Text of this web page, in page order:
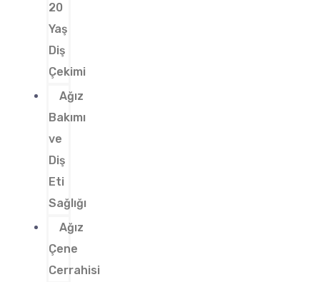
20
Yaş
Diş
Çekimi
Ağız
Bakımı
ve
Diş
Eti
Sağlığı
Ağız
Çene
Cerrahisi